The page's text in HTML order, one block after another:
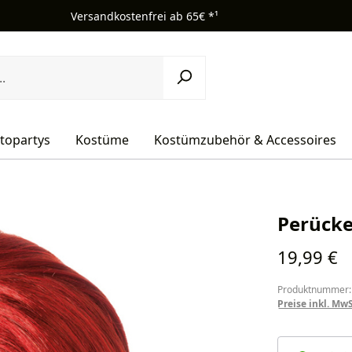
Versandkostenfrei ab 65€ *¹
Kostüme Kostümzubehör & Accessoires
Regulärer
19,99 €
Preise inkl.